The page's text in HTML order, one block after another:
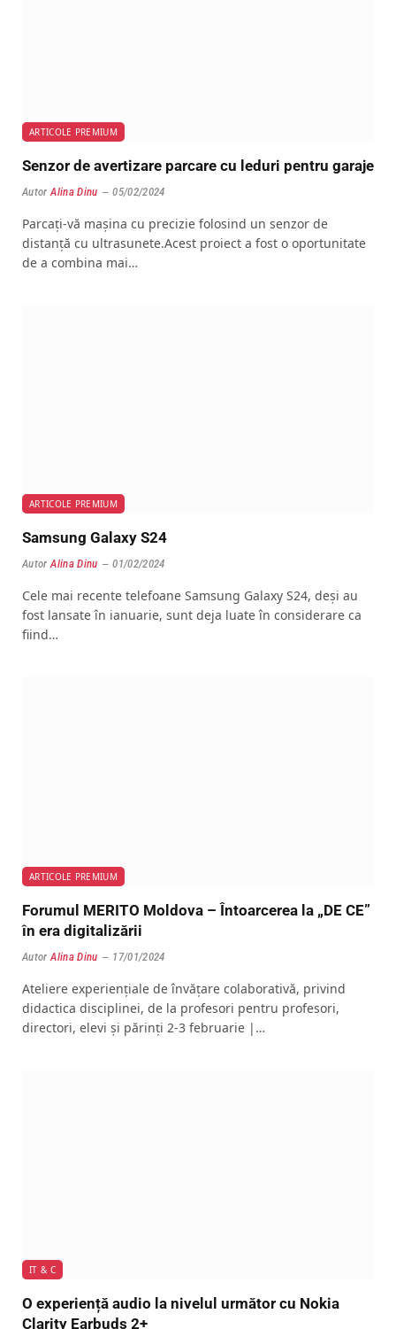
ARTICOLE PREMIUM
Senzor de avertizare parcare cu leduri pentru garaje
Autor Alina Dinu 05/02/2024
Parcați-vă mașina cu precizie folosind un senzor de
distanță cu ultrasunete.Acest proiect a fost o oportunitate
de a combina mai…
ARTICOLE PREMIUM
Samsung Galaxy S24
Autor Alina Dinu 01/02/2024
Cele mai recente telefoane Samsung Galaxy S24, deși au
fost lansate în ianuarie, sunt deja luate în considerare ca
fiind…
ARTICOLE PREMIUM
Forumul MERITO Moldova – Întoarcerea la „DE CE”
în era digitalizării
Autor Alina Dinu 17/01/2024
Ateliere experienţiale de învățare colaborativă, privind
didactica disciplinei, de la profesori pentru profesori,
directori, elevi și părinți 2-3 februarie |…
IT & C
O experiență audio la nivelul următor cu Nokia
Clarity Earbuds 2+